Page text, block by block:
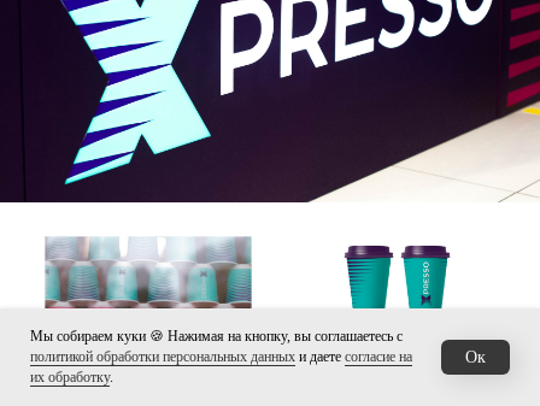
Мы собираем куки 🍪 Нажимая на кнопку, вы соглашаетесь с
политикой обработки персональных данных и даете согласие на
их обработку.
Oк